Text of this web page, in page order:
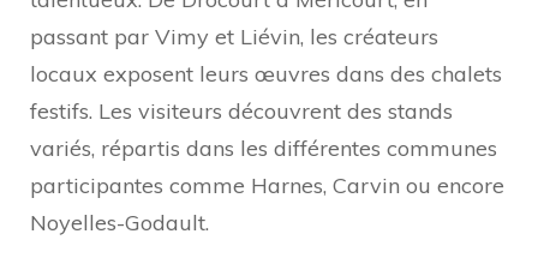
passant par Vimy et Liévin, les créateurs
locaux exposent leurs œuvres dans des chalets
festifs. Les visiteurs découvrent des stands
variés, répartis dans les différentes communes
participantes comme Harnes, Carvin ou encore
Noyelles-Godault.